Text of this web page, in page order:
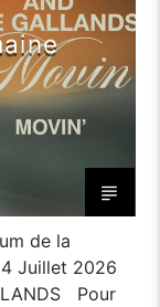
de la
Juillet 2026
Pour